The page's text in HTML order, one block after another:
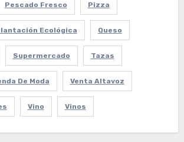
Pescado Fresco Pizza
Ecológica Queso
Supermercado Tazas
De Moda Venta Altavoz
Vino Vinos